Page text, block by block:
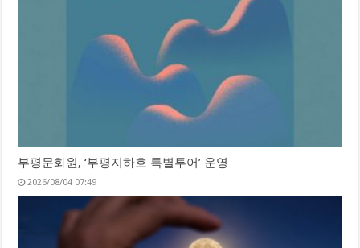
부평문화원, ‘부평지하호 특별투어’ 운영
2026/08/04 07:49